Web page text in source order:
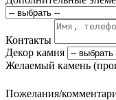
Контакты
Декор камня
Желаемый камень
Пожелания/